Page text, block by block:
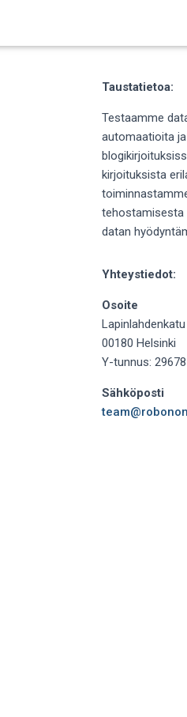
Taustatietoa:
Testaamme
automaatioita
kirjoituksista
tehostamisesta
datan
Yhteystiedot:
Osoite
00180 Helsinki
Y-tunnus:
Sähköposti